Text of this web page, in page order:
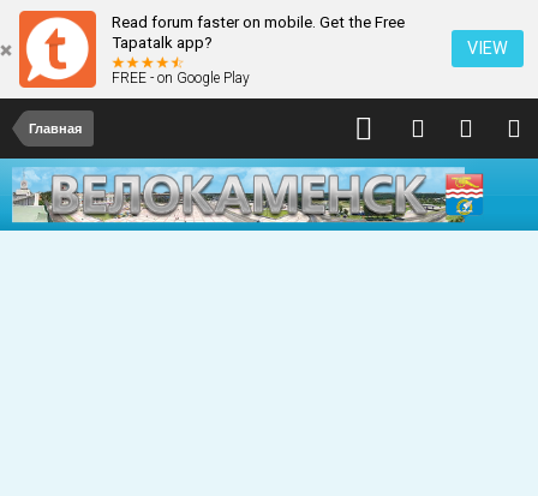
Read forum faster on mobile. Get the Free
Tapatalk app?
FREE - on Google Play
VIEW
Главная